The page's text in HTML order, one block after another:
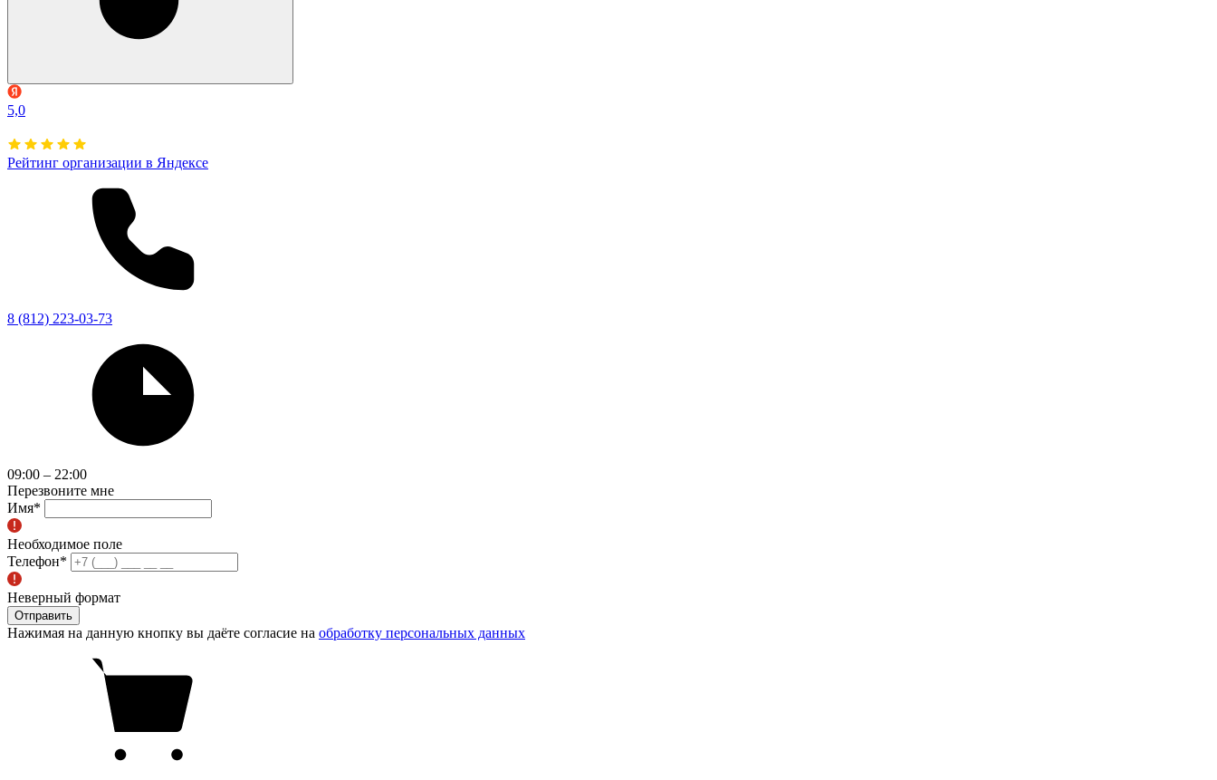
5,0
Рейтинг организации в Яндексе
8 (812) 223-03-73
09:00 – 22:00
Перезвоните мне
Имя*
Необходимое поле
Телефон*
Неверный формат
Отправить
Нажимая на данную кнопку вы даёте согласие на обработку персональных данных